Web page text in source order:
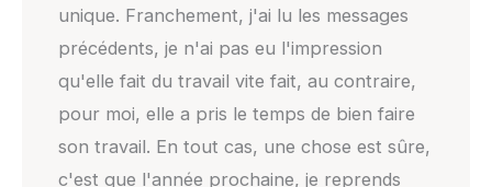
unique. Franchement, j'ai lu les messages
précédents, je n'ai pas eu l'impression
qu'elle fait du travail vite fait, au contraire,
pour moi, elle a pris le temps de bien faire
son travail. En tout cas, une chose est sûre,
c'est que l'année prochaine, je reprends